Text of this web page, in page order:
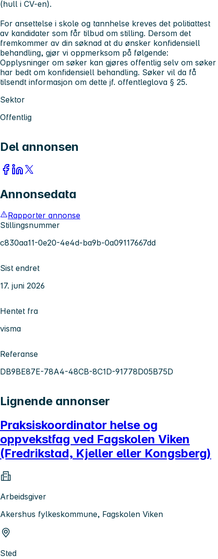
(hull i CV-en).
For ansettelse i skole og tannhelse kreves det politiattest
av kandidater som får tilbud om stilling. Dersom det
fremkommer av din søknad at du ønsker konfidensiell
behandling, gjør vi oppmerksom på følgende:
Opplysninger om søker kan gjøres offentlig selv om søker
har bedt om konfidensiell behandling. Søker vil da få
tilsendt informasjon om dette jf. offentleglova § 25.
Sektor
Offentlig
Del annonsen
Annonsedata
Rapporter annonse
Stillingsnummer
c830aa11-0e20-4e4d-ba9b-0a09117667dd
Sist endret
17. juni 2026
Hentet fra
visma
Referanse
DB9BE87E-78A4-48CB-8C1D-91778D05B75D
Lignende annonser
Praksiskoordinator helse og
oppvekstfag ved Fagskolen Viken
(Fredrikstad, Kjeller eller Kongsberg)
Arbeidsgiver
Akershus fylkeskommune, Fagskolen Viken
Sted